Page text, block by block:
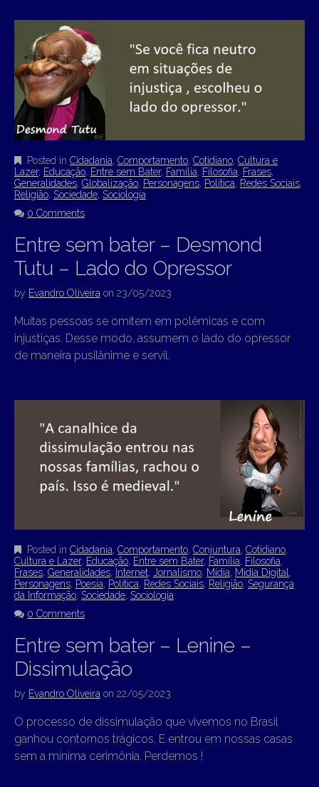
Posted in Cidadania Comportamento Cotidiano Cultura e
Lazer, Educação Entre sem Bater, Família Filosofia Frases
Generalidades Globalização Personagens Política Redes Sociais
Religião Sociedade Sociologia
0 Comments
Entre sem bater – Desmond
Tutu – Lado do Opressor
by Evandro Oliveira on 23/05/2023
Muitas pessoas se omitem em polêmicas e com
injustiças. Desse modo, assumem o lado do opressor
de maneira pusilânime e servil.
Posted in Cidadania, Comportamento, Conjuntura, Cotidiano,
Cultura e Lazer, Educação, Entre sem Bater, Família, Filosofia,
Frases, Generalidades, Internet, Jornalismo, Mídia, Mídia Digital,
Personagens, Poesia, Política, Redes Sociais, Religião, Segurança
da Informação, Sociedade, Sociologia
0 Comments
Entre sem bater – Lenine –
Dissimulação
by Evandro Oliveira on 22/05/2023
O processo de dissimulação que vivemos no Brasil
ganhou contornos trágicos. E entrou em nossas casas
sem a mínima cerimônia. Perdemos !